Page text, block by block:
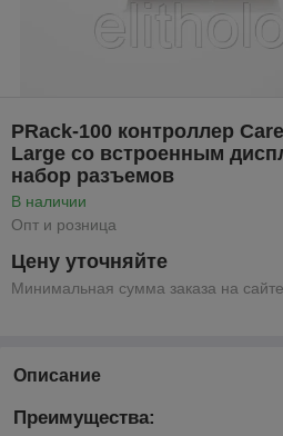
PRack-100 контроллер
Large со встроенным
набор разъемов
В наличии
Опт и розница
Цену уточняйте
Минимальная сумма заказа на
Описание
Преимущества: